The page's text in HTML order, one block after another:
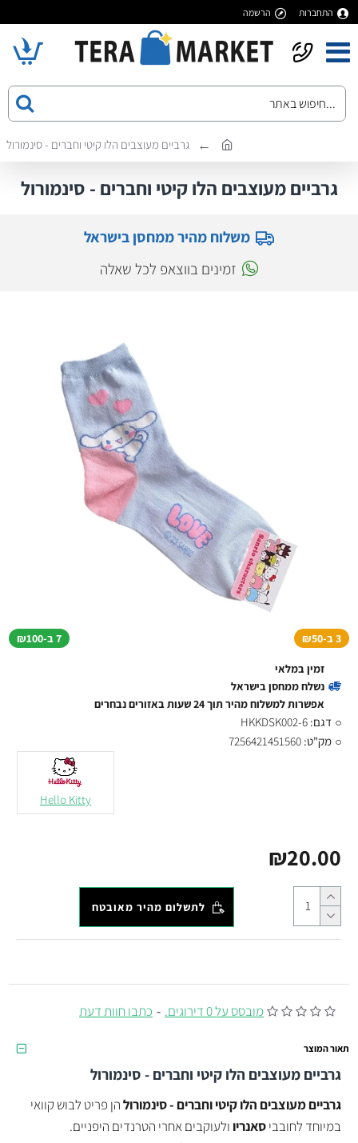
התחברות הרשמה
גרביים מעוצבים הלו קיטי וחברים - סינמורול
גרביים מעוצבים הלו קיטי וחברים - סינמורול
משלוח מהיר ממחסן בישראל
זמינים בווצאפ לכל שאלה
3 ב-₪50 7 ב-₪100
מובסס על 0 דירוגים. - כתבו חוות דעת
₪20.00
זמין במלאי
נשלח ממחסן בישראל
אפשרות למשלוח מהיר תוך 24 שעות באזורים נבחרים
דגם: HKKDSK002-6
מק"ט: 7256421451560
Hello Kitty
לתשלום מהיר מאובטח
תאור המוצר
גרביים מעוצבים הלו קיטי וחברים - סינמורול
גרביים מעוצבים הלו קיטי וחברים - סינמורולהן פריט לבוש קוואי
במיוחד לחובביסאנריו ולעוקבים אחרי הטרנדים היפניים.